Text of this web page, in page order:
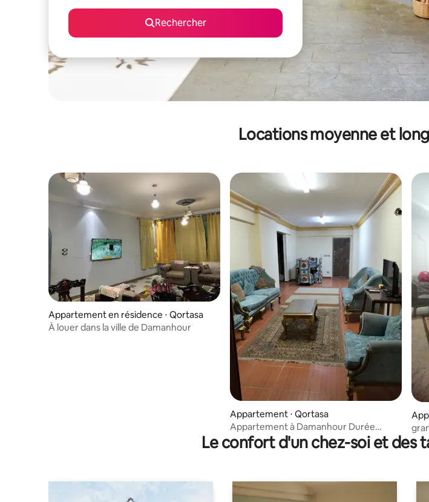
Rechercher
Locations moyenne et
Appartement en résidence ⋅ Qortasa
À louer dans la ville de Damanhour
Appartement ⋅ Qortasa
Appartement à Damanhour Durée
minimale de location d'un mois
Le confort d'un chez-soi et des